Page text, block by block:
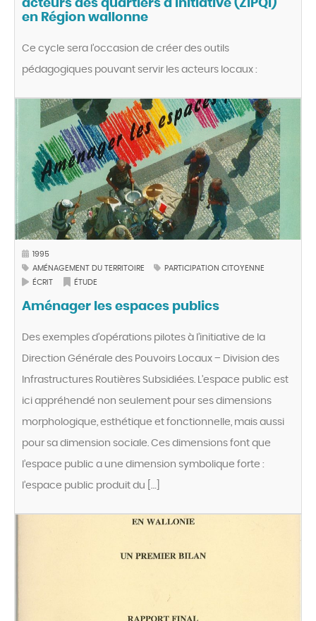
acteurs des quartiers d’initiative (ZIPQI)
en Région wallonne
Ce cycle sera l’occasion de créer des outils
pédagogiques pouvant servir les acteurs locaux :
1995
AMÉNAGEMENT DU TERRITOIRE
PARTICIPATION CITOYENNE
ÉCRIT
ÉTUDE
Aménager les espaces publics
Des exemples d’opérations pilotes à l’initiative de la
Direction Générale des Pouvoirs Locaux – Division des
Infrastructures Routières Subsidiées. L’espace public est
ici appréhendé non seulement pour ses dimensions
morphologique, esthétique et fonctionnelle, mais aussi
pour sa dimension sociale. Ces dimensions font que
l’espace public a une dimension symbolique forte :
l’espace public produit du […]